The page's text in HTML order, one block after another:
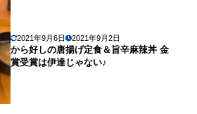
2021年9月6日 2021年9月2日
から好しの唐揚げ定食＆旨辛麻辣丼 金
賞受賞は伊達じゃない♪